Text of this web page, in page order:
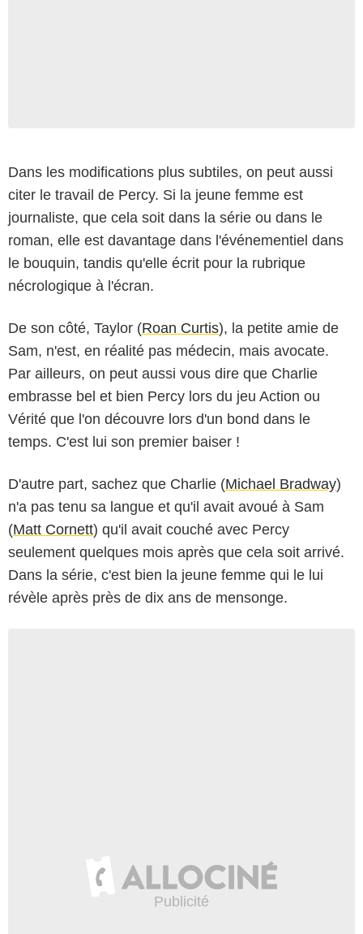
Dans les modifications plus subtiles, on peut aussi
citer le travail de Percy. Si la jeune femme est
journaliste, que cela soit dans la série ou dans le
roman, elle est davantage dans l'événementiel dans
le bouquin, tandis qu'elle écrit pour la rubrique
nécrologique à l'écran.
De son côté, Taylor (Roan Curtis), la petite amie de
Sam, n'est, en réalité pas médecin, mais avocate.
Par ailleurs, on peut aussi vous dire que Charlie
embrasse bel et bien Percy lors du jeu Action ou
Vérité que l'on découvre lors d'un bond dans le
temps. C'est lui son premier baiser !
D'autre part, sachez que Charlie (Michael Bradway)
n'a pas tenu sa langue et qu'il avait avoué à Sam
(Matt Cornett) qu'il avait couché avec Percy
seulement quelques mois après que cela soit arrivé.
Dans la série, c'est bien la jeune femme qui le lui
révèle après près de dix ans de mensonge.